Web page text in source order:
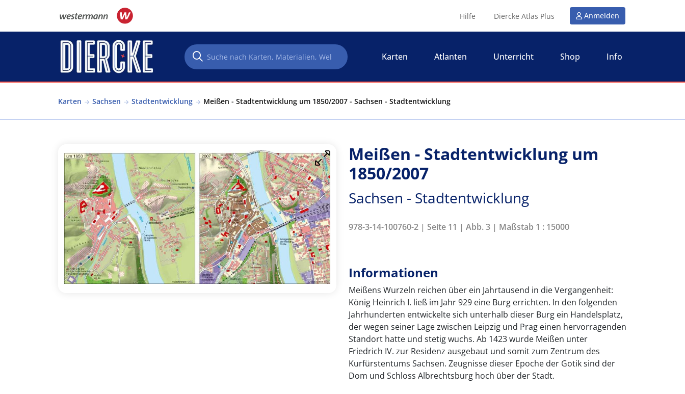
Hilfe Diercke Atlas Plus Anmelden
Karten Atlanten Unterricht Shop Info
Karten Sachsen Stadtentwicklung Meißen - Stadtentwicklung um 1850/2007 - Sachsen - Stadtentwicklung
Meißen - Stadtentwicklung um
1850/2007
Sachsen - Stadtentwicklung
978-3-14-100760-2 | Seite 11 | Abb. 3 | Maßstab 1 : 15000
Informationen
Meißens Wurzeln reichen über ein Jahrtausend in die Vergangenheit:
König Heinrich I. ließ im Jahr 929 eine Burg errichten. In den folgenden
Jahrhunderten entwickelte sich unterhalb dieser Burg ein Handelsplatz,
der wegen seiner Lage zwischen Leipzig und Prag einen hervorragenden
Standort hatte und stetig wuchs. Ab 1423 wurde Meißen unter
Friedrich IV. zur Residenz ausgebaut und somit zum Zentrum des
Kurfürstentums Sachsen. Zeugnisse dieser Epoche der Gotik sind der
Dom und Schloss Albrechtsburg hoch über der Stadt.